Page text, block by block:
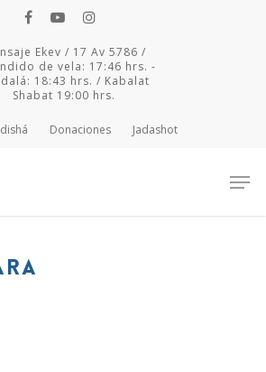
Ekev / 17 Av 5786 /
de vela: 17:46 hrs. -
18:43 hrs. / Kabalat
Shabat 19:00 hrs.
Donaciones Jadashot
or ESC to close